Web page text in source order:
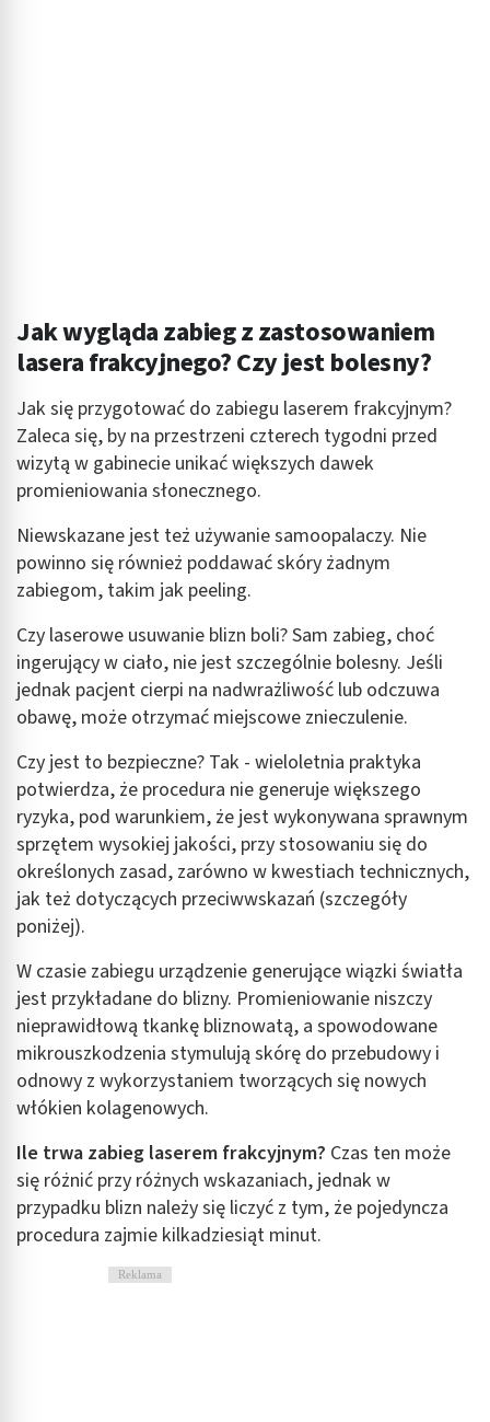
Jak wygląda zabieg z zastosowaniem
lasera frakcyjnego? Czy jest bolesny?
Jak się przygotować do zabiegu laserem frakcyjnym?
Zaleca się, by na przestrzeni czterech tygodni przed
wizytą w gabinecie unikać większych dawek
promieniowania słonecznego.
Niewskazane jest też używanie samoopalaczy. Nie
powinno się również poddawać skóry żadnym
zabiegom, takim jak peeling.
Czy laserowe usuwanie blizn boli? Sam zabieg, choć
ingerujący w ciało, nie jest szczególnie bolesny. Jeśli
jednak pacjent cierpi na nadwrażliwość lub odczuwa
obawę, może otrzymać miejscowe znieczulenie.
Czy jest to bezpieczne? Tak - wieloletnia praktyka
potwierdza, że procedura nie generuje większego
ryzyka, pod warunkiem, że jest wykonywana sprawnym
sprzętem wysokiej jakości, przy stosowaniu się do
określonych zasad, zarówno w kwestiach technicznych,
jak też dotyczących przeciwwskazań (szczegóły
poniżej).
W czasie zabiegu urządzenie generujące wiązki światła
jest przykładane do blizny. Promieniowanie niszczy
nieprawidłową tkankę bliznowatą, a spowodowane
mikrouszkodzenia stymulują skórę do przebudowy i
odnowy z wykorzystaniem tworzących się nowych
włókien kolagenowych.
Ile trwa zabieg laserem frakcyjnym? Czas ten może
się różnić przy różnych wskazaniach, jednak w
przypadku blizn należy się liczyć z tym, że pojedyncza
procedura zajmie kilkadziesiąt minut.
Reklama